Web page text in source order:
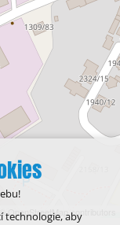
OpenStreetMap contributors
technologie, aby